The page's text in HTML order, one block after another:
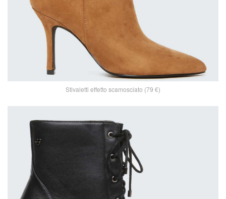
Stivaletti effetto scamosciato (79 €)